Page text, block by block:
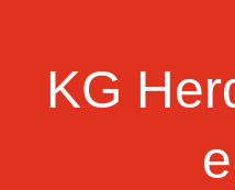
Der Verein
KG